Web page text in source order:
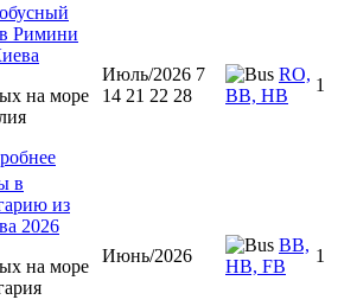
Римини
на море
Июль/2026 7
14 21 22 28
RO,
BB, HB
1
в
из
2026
на море
Июнь/2026
BB,
HB, FB
1